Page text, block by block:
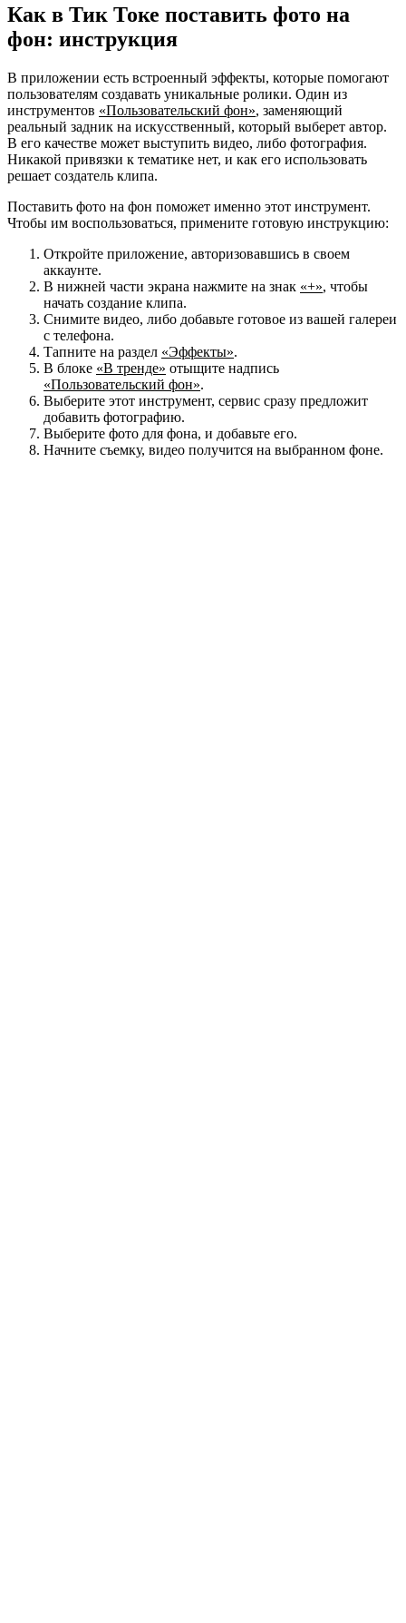
Как в Тик Токе поставить фото на
фон: инструкция
В приложении есть встроенный эффекты, которые помогают
пользователям создавать уникальные ролики. Один из
инструментов «Пользовательский фон», заменяющий
реальный задник на искусственный, который выберет автор.
В его качестве может выступить видео, либо фотография.
Никакой привязки к тематике нет, и как его использовать
решает создатель клипа.
Поставить фото на фон поможет именно этот инструмент.
Чтобы им воспользоваться, примените готовую инструкцию:
Откройте приложение, авторизовавшись в своем
аккаунте.
В нижней части экрана нажмите на знак «+», чтобы
начать создание клипа.
Снимите видео, либо добавьте готовое из вашей галереи
с телефона.
Тапните на раздел «Эффекты».
В блоке «В тренде» отыщите надпись
«Пользовательский фон».
Выберите этот инструмент, сервис сразу предложит
добавить фотографию.
Выберите фото для фона, и добавьте его.
Начните съемку, видео получится на выбранном фоне.